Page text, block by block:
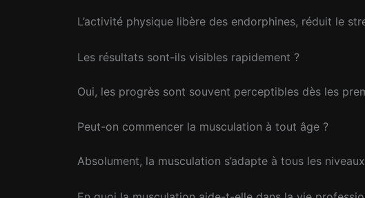
L’activité physique libère des endorphines, réduit le
Les résultats sont-ils visibles rapidement ?
Oui, les progrès sont souvent perceptibles dès les
Peut-on commencer la musculation à tout âge ?
Absolument, la musculation s’adapte à tous les